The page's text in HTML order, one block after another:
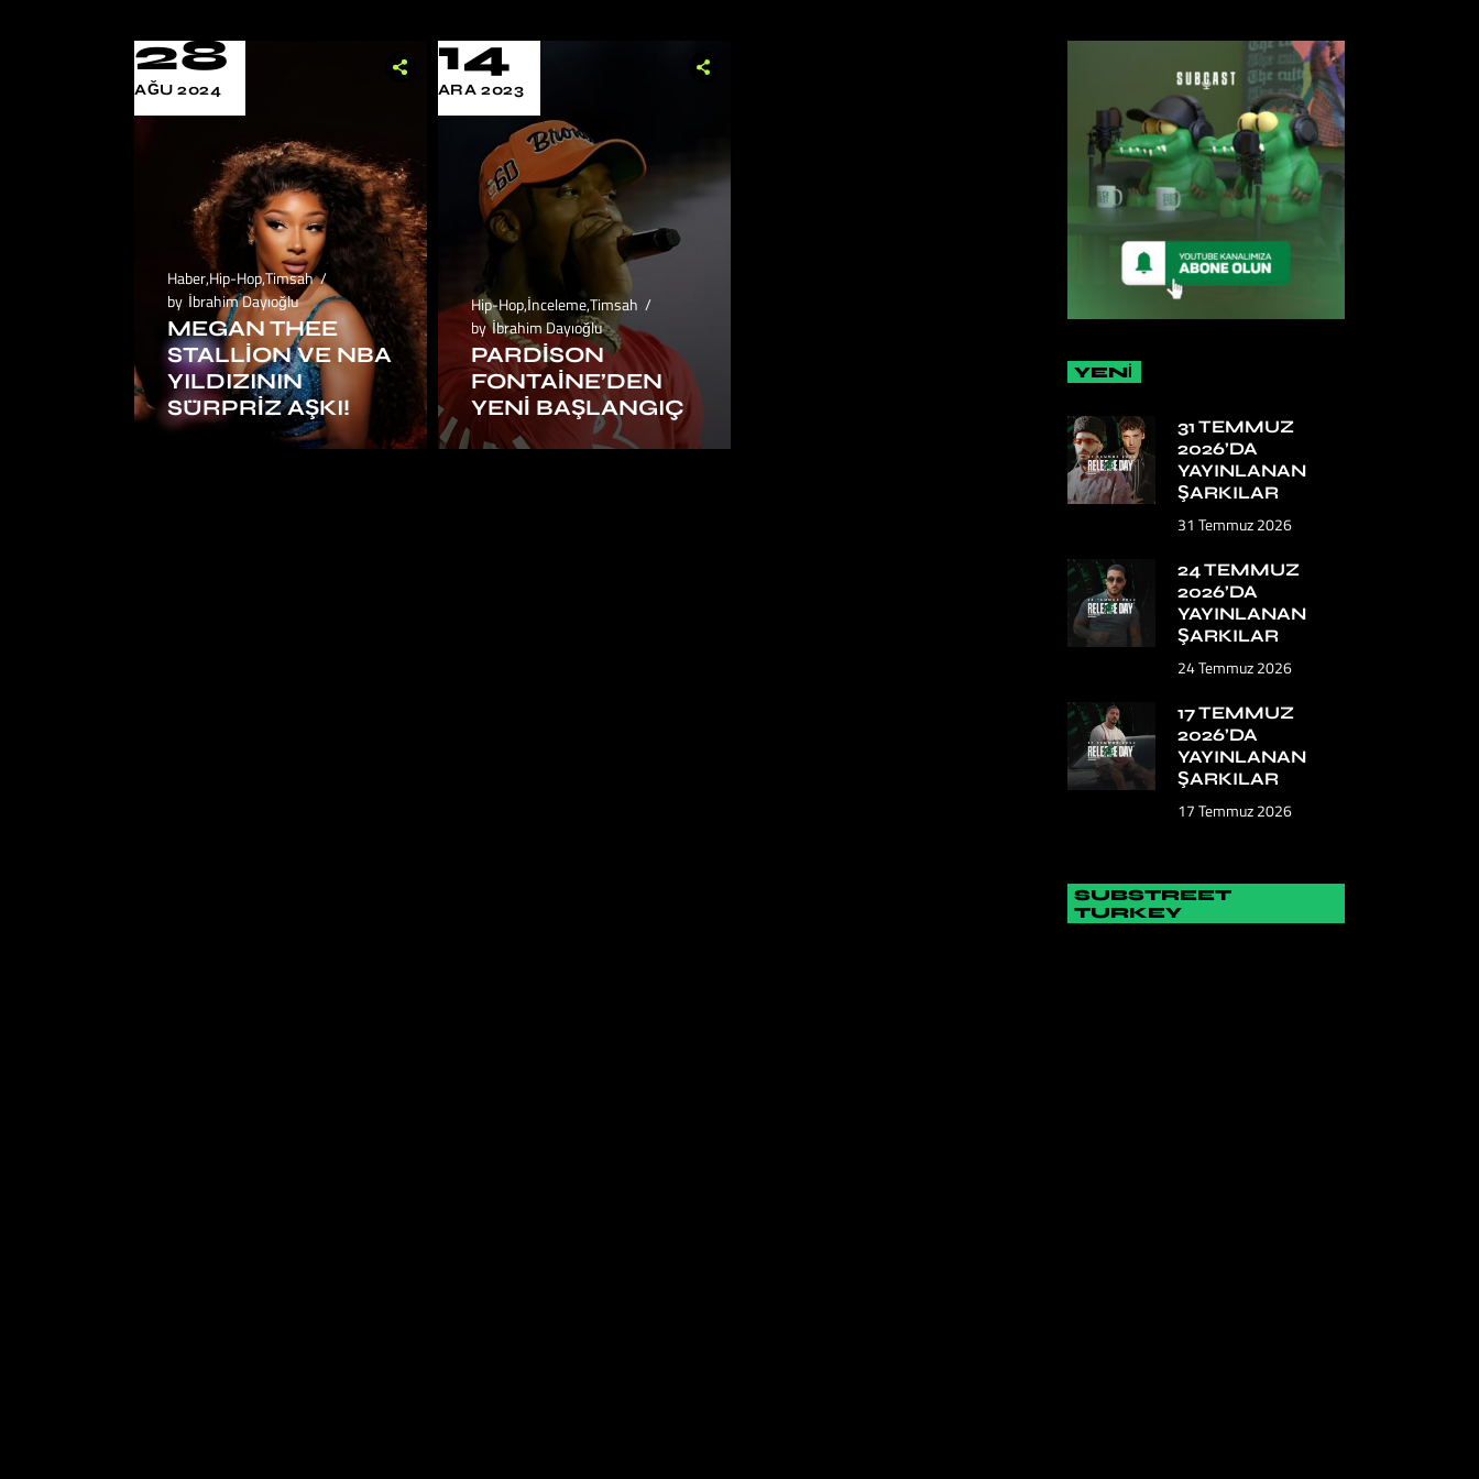
28
AĞU 2024
Haber,Hip-Hop,Timsah
by İbrahim Dayıoğlu
MEGAN THEE
STALLION VE NBA
YILDIZININ
SÜRPRIZ AŞKI!
14
ARA 2023
Hip-Hop,İnceleme,Timsah
by İbrahim Dayıoğlu
PARDISON
FONTAINE’DEN
YENI BAŞLANGIÇ
YENİ
31 TEMMUZ
2026’DA
YAYINLANAN
ŞARKILAR
31 Temmuz 2026
24 TEMMUZ
2026’DA
YAYINLANAN
ŞARKILAR
24 Temmuz 2026
17 TEMMUZ
2026’DA
YAYINLANAN
ŞARKILAR
17 Temmuz 2026
SUBSTREET
TURKEY